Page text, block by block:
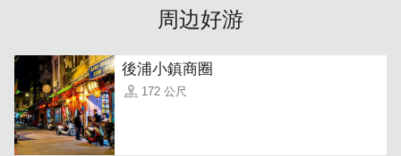
粥底交织，口感非常丰富。周边好游
後浦小鎮商圈
172 公尺